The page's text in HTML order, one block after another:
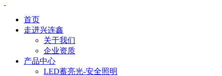
首页
走进兴连鑫
关于我们
企业资质
产品中心
LED蓄亮光-安全照明